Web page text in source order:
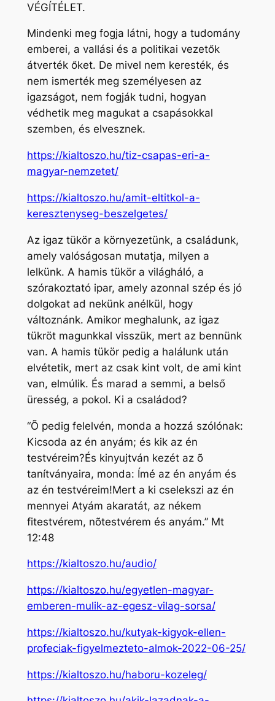
VÉGÍTÉLET.
Mindenki meg fogja látni, hogy a tudomány
emberei, a vallási és a politikai vezetők
átverték őket. De mivel nem keresték, és
nem ismerték meg személyesen az
igazságot, nem fogják tudni, hogyan
védhetik meg magukat a csapásokkal
szemben, és elvesznek.
https://kialtoszo.hu/tiz-csapas-eri-a-
magyar-nemzetet/
https://kialtoszo.hu/amit-eltitkol-a-
keresztenyseg-beszelgetes/
Az igaz tükör a környezetünk, a családunk,
amely valóságosan mutatja, milyen a
lelkünk. A hamis tükör a világháló, a
szórakoztató ipar, amely azonnal szép és jó
dolgokat ad nekünk anélkül, hogy
változnánk. Amikor meghalunk, az igaz
tükröt magunkkal visszük, mert az bennünk
van. A hamis tükör pedig a halálunk után
elvétetik, mert az csak kint volt, de ami kint
van, elmúlik. És marad a semmi, a belső
üresség, a pokol. Ki a családod?
“Õ pedig felelvén, monda a hozzá szólónak:
Kicsoda az én anyám; és kik az én
testvéreim?És kinyujtván kezét az õ
tanítványaira, monda: Ímé az én anyám és
az én testvéreim!Mert a ki cselekszi az én
mennyei Atyám akaratát, az nékem
fitestvérem, nõtestvérem és anyám.” Mt
12:48
https://kialtoszo.hu/audio/
https://kialtoszo.hu/egyetlen-magyar-
emberen-mulik-az-egesz-vilag-sorsa/
https://kialtoszo.hu/kutyak-kigyok-ellen-
profeciak-figyelmezteto-almok-2022-06-25/
https://kialtoszo.hu/haboru-kozeleg/